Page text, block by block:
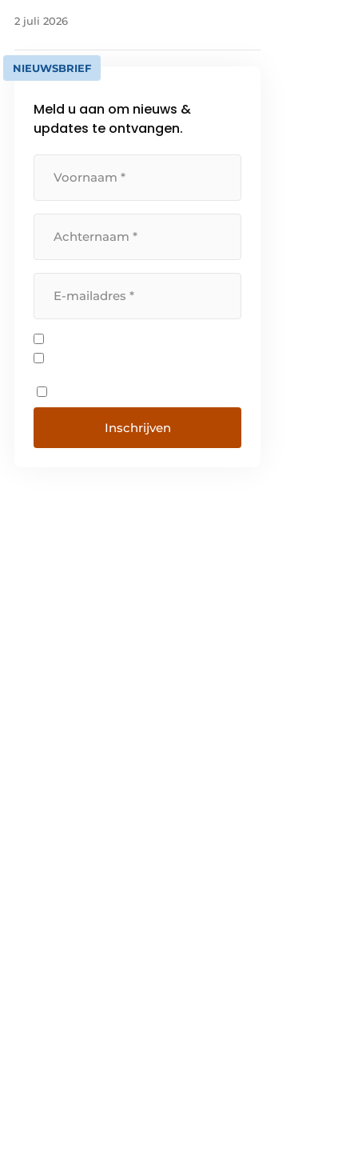
2 juli 2026
NIEUWSBRIEF
Meld u aan om nieuws &
updates te ontvangen.